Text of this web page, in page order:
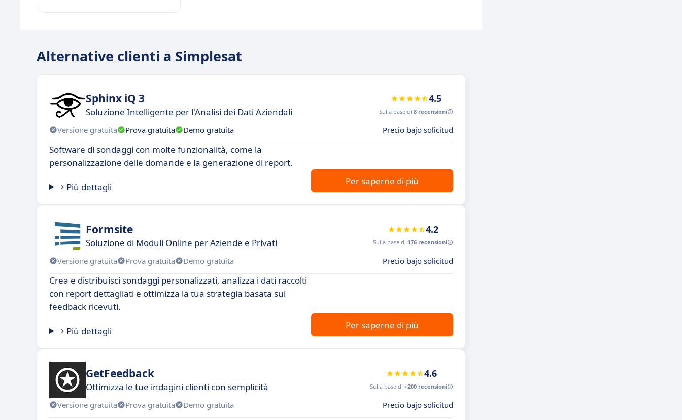
Alternative clienti a Simplesat
Sphinx iQ 3
Soluzione Intelligente per l'Analisi dei Dati Aziendali
4.5
Sulla base di 8 recensioni
Versione gratuita Prova gratuita Demo gratuita Precio bajo solicitud
Software di sondaggi con molte funzionalità, come la
personalizzazione delle domande e la generazione di report.
Più dettagli
Per saperne di più
Formsite
Soluzione di Moduli Online per Aziende e Privati
4.2
Sulla base di 176 recensioni
Versione gratuita Prova gratuita Demo gratuita Precio bajo solicitud
Crea e distribuisci sondaggi personalizzati, analizza i dati raccolti
con report dettagliati e ottimizza la tua strategia basata sui
feedback ricevuti.
Più dettagli
Per saperne di più
GetFeedback
Ottimizza le tue indagini clienti con semplicità
4.6
Sulla base di +200 recensioni
Versione gratuita Prova gratuita Demo gratuita Precio bajo solicitud